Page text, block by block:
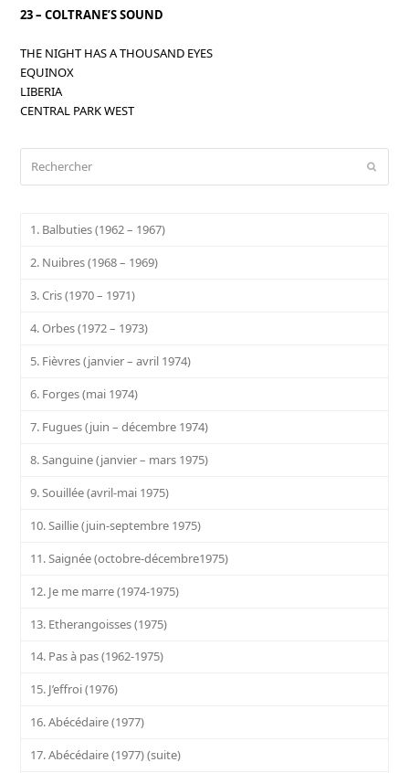
23 – COLTRANE’S SOUND
THE NIGHT HAS A THOUSAND EYES
EQUINOX
LIBERIA
CENTRAL PARK WEST
1. Balbuties (1962 – 1967)
2. Nuibres (1968 – 1969)
3. Cris (1970 – 1971)
4. Orbes (1972 – 1973)
5. Fièvres (janvier – avril 1974)
6. Forges (mai 1974)
7. Fugues (juin – décembre 1974)
8. Sanguine (janvier – mars 1975)
9. Souillée (avril-mai 1975)
10. Saillie (juin-septembre 1975)
11. Saignée (octobre-décembre1975)
12. Je me marre (1974-1975)
13. Etherangoisses (1975)
14. Pas à pas (1962-1975)
15. J’effroi (1976)
16. Abécédaire (1977)
17. Abécédaire (1977) (suite)